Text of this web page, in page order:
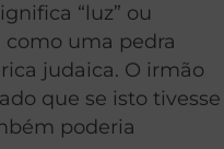
“luz” ou
como uma pedra
judaica. O irmão
que se isto tivesse
poderia